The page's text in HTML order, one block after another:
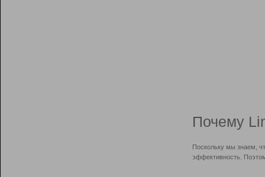
Почему
Поскольку мы знаем,
эффективность.